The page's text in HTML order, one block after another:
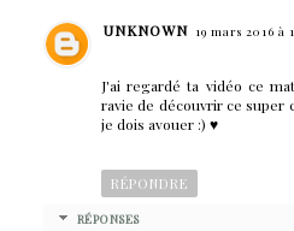
UNKNOWN 19 mars 2016 à
J'ai regardé ta vidéo ce
ravie de découvrir ce super
je dois avouer :) ♥
RÉPONDRE
RÉPONSES